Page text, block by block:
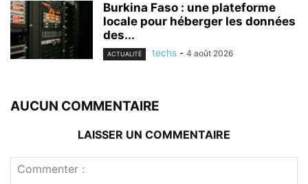
Burkina Faso : une plateforme
locale pour héberger les données
des...
ACTUALITÉ techs - 4 août 2026
AUCUN COMMENTAIRE
LAISSER UN COMMENTAIRE